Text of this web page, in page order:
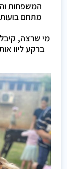
המשפחות
מתחם בועות
מי שרצה,
ברקע ליוו